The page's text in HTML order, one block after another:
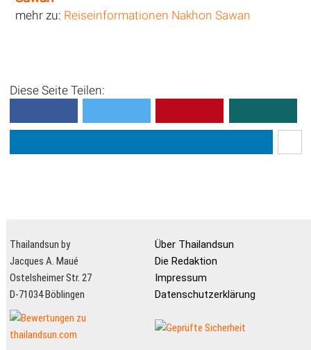
mehr zu: Reiseinformationen Nakhon Sawan
Diese Seite Teilen:
Thailandsun by
Jacques A. Maué
Ostelsheimer Str. 27
D-71034 Böblingen
Über Thailandsun
Die Redaktion
Impressum
Datenschutzerklärung